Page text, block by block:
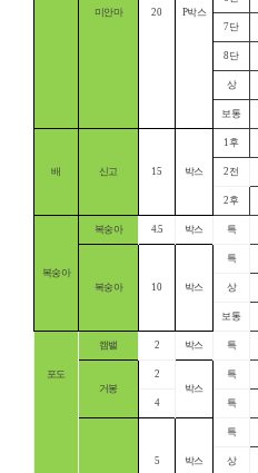
미안마 20 P박스
7단
8단
상
보통
배 신고 15 박스
1후
2전
2후
복숭아
복숭아 4.5 박스 특
복숭아 10 박스
특
상
보통
포도
캠밸 2 박스 특
거봉
2
박스
특
4 특
5 박스
특
상